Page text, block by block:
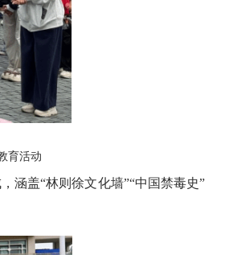
育活动
涵盖“林则徐文化墙”“中国禁毒史”